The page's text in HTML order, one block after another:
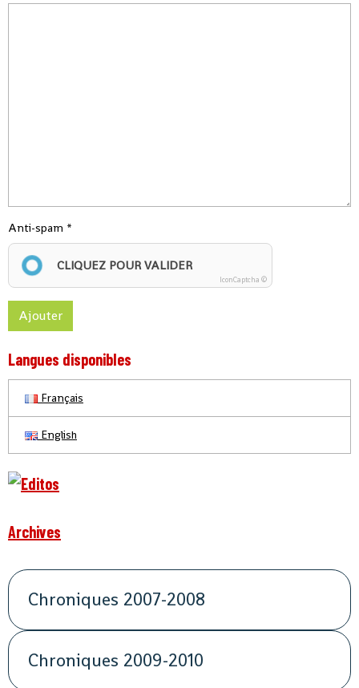
Anti-spam
CLIQUEZ POUR VALIDER
IconCaptcha ©
Ajouter
Langues disponibles
Français
English
Archives
Chroniques 2007-2008
Chroniques 2009-2010